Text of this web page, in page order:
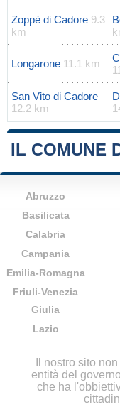
Zoppè di Cadore 9.3
km
Longarone 11.1 km
San Vito di Cadore
12.2 km
IL COMUNE
Abruzzo
Basilicata
Calabria
Campania
Emilia-Romagna
Friuli-Venezia
Giulia
Lazio
Il nostro sito
entità del
che ha